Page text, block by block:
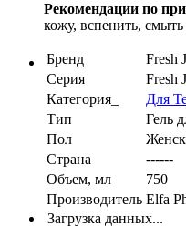
Рекомендации по
кожу, вспенить,
Бренд
Fresh
Серия
Fresh
Категория_
Для
Тип
Гель
Пол
Страна
------
Объем, мл
750
Производитель Elfa
Загрузка данных...